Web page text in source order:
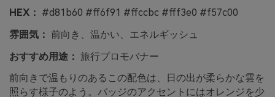
HEX： #d81b60 #ff6f91 #ffccbc #fff3e0 #f57c00
雰囲気： 前向き、温かい、エネルギッシュ
おすすめ用途： 旅行プロモバナー
前向きで温もりのあるこの配色は、日の出が柔らかな雲を
照らす様子のよう。バッジのアクセントにはオレンジを少